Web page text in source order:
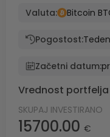
Valuta:
Bitcoin
Pogostost:
Začetni datum:
Vrednost
SKUPAJ INVESTIRANO
15700.00 €